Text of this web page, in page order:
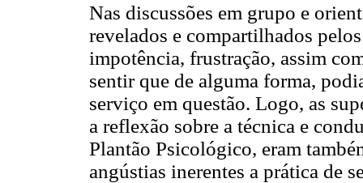
Nas discussões em grupo e
revelados e compartilhados
impotência, frustração, assim
sentir que de alguma forma,
serviço em questão. Logo, as
a reflexão sobre a técnica e
Plantão Psicológico, eram
angústias inerentes a prática de